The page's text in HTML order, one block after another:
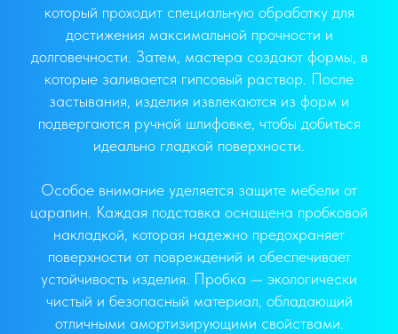
который проходит специальную обработку для
достижения максимальной прочности и
долговечности. Затем, мастера создают формы, в
которые заливается гипсовый раствор. После
застывания, изделия извлекаются из форм и
подвергаются ручной шлифовке, чтобы добиться
идеально гладкой поверхности.
Особое внимание уделяется защите мебели от
царапин. Каждая подставка оснащена пробковой
накладкой, которая надежно предохраняет
поверхности от повреждений и обеспечивает
устойчивость изделия. Пробка — экологически
чистый и безопасный материал, обладающий
отличными амортизирующими свойствами.